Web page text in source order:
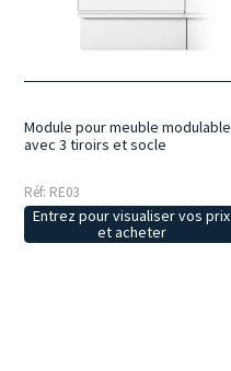
Module pour meuble modulable
avec 3 tiroirs et socle
Réf: RE03
Entrez pour visualiser vos prix
et acheter